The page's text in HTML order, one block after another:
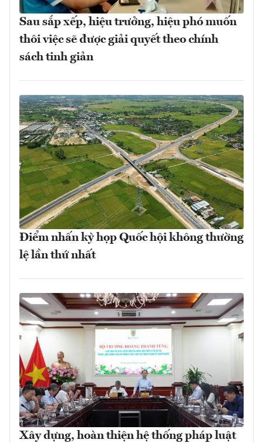
Sau sắp xếp, hiệu trưởng, hiệu phó muốn
thôi việc sẽ được giải quyết theo chính
sách tinh giản
Điểm nhấn kỳ họp Quốc hội không thường
lệ lần thứ nhất
Xây dựng, hoàn thiện hệ thống pháp luật